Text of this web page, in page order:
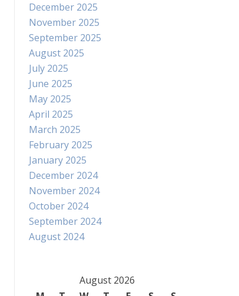
December 2025
November 2025
September 2025
August 2025
July 2025
June 2025
May 2025
April 2025
March 2025
February 2025
January 2025
December 2024
November 2024
October 2024
September 2024
August 2024
August 2026